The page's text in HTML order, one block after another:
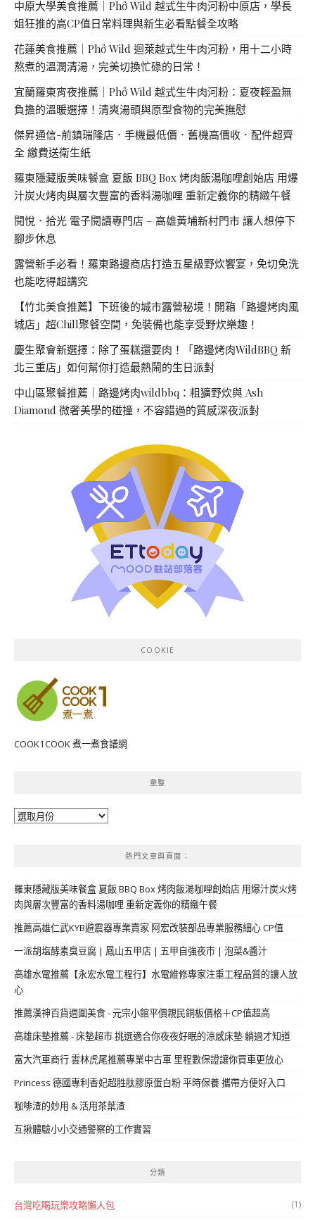
中原大學美食推薦｜Phở Wild 越式生牛肉河粉中原店，學長
姐狂推的高CP值日常料理與新生必看點餐全攻略
花蓮美食推薦｜Phở Wild 迴萊越式生牛肉河粉，用十二小時
熬煮的溫潤清湯，完美切換忙碌的日常！
宜蘭羅東宵夜推薦｜Phở Wild 越式生牛肉河粉：夏夜輕盈無
負擔的溫暖選擇！清爽湯頭與原型食物的完美撫慰
傑昇通信-前鎮瑞隆店．手機最低價．舊機高價收．配件超齊
全 繳費送衛生紙
羅東隱藏版美味餐盒 夏飯 BBQ Box 烤肉飯湯咖哩創始店 用爆
汁炭火烤肉與層次豐富的香料湯咖哩 重新定義你的精緻午餐
閱悅．拾光 電子閱讀專門店 – 高雄黃埔新村門市 讓人想停下
腳步休息
露營新手必看！羅東路邊商店打造五星級野炊饗宴，免切免洗
也能吃得超講究
【竹北美食推薦】下班後的城市露營秘境！開箱「路邊烤肉風
城店」超Chill聚餐空間，免裝備也能享受野炊樂趣！
慶生聚會新選擇：除了蛋糕還要肉！「路邊烤肉WildBBQ 新
北三重店」如何幫你打造最熱鬧的生日派對
中山區聚餐推薦｜路邊烤肉wildbbq：粗獷野炊與 Ash
Diamond 微奢美學的碰撞，不容錯過的質感深夜派對
COOKIE
COOK1COOK 煮一煮食譜網
彙整
彙
熱門文章與頁面︰
羅東隱藏版美味餐盒 夏飯 BBQ Box 烤肉飯湯咖哩創始店 用爆汁炭火烤
肉與層次豐富的香料湯咖哩 重新定義你的精緻午餐
推薦高雄仁武KYB避震器專業賣家 阿宏改裝部品專業服務細心 CP值
一派胡塩酵素臭豆腐 | 鳳山五甲店 | 五甲自強夜市 | 泡菜&醬汁
高雄水電推薦【永宏水電工程行】水電維修專家注重工程品質的讓人放
心
推薦漢神百貨週圍美食 - 元宗小館平價親民銅板價格＋CP值超高
高雄床墊推薦 - 床墊超市 挑選適合你夜夜好眠的涼感床墊 躺過才知道
富大汽車商行 雲林虎尾推薦專業中古車 里程數保證讓你買車更放心
Princess 德國專利香妃超胜肽膠原蛋白粉 平時保養 攜帶方便好入口
咖啡渣的妙用 & 活用茶葉渣
互揪體驗小小交通警察的工作實習
分類
台灣吃喝玩樂攻略懶人包 (1)